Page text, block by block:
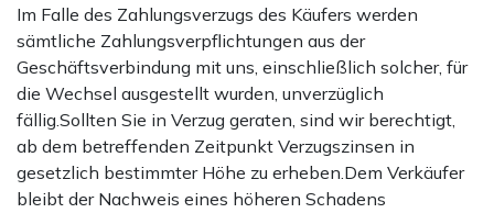
Im Falle des Zahlungsverzugs des Käufers werden
sämtliche Zahlungsverpflichtungen aus der
Geschäftsverbindung mit uns, einschließlich solcher, für
die Wechsel ausgestellt wurden, unverzüglich
fällig.Sollten Sie in Verzug geraten, sind wir berechtigt,
ab dem betreffenden Zeitpunkt Verzugszinsen in
gesetzlich bestimmter Höhe zu erheben.Dem Verkäufer
bleibt der Nachweis eines höheren Schadens